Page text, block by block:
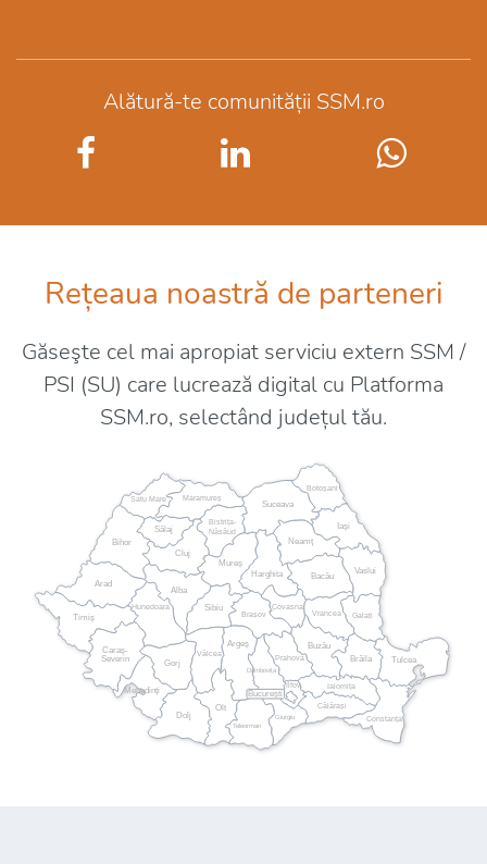
Rețeaua noastră de parteneri
Găseşte cel mai apropiat serviciu extern SSM /
PSI (SU) care lucrează digital cu Platforma
SSM.ro, selectând județul tău.
Alba
Arad
Argeș
Bacău
Bihor
Bistrița-
Năsăud
Botoșani
Brașov
Brăila
București
Buzău
Caraș-
Severin
Călărași
Cluj
Constanța
Covasna
Dâmbovița
Dolj
Galați
Giurgiu
Gorj
Harghita
Hunedoara
Ialomița
Iași
Ilfov
Maramureș
Mehedinți
Mureș
Neamț
Olt
Prahova
Satu Mare
Sălaj
Sibiu
Suceava
Teleorman
Timiș
Tulcea
Vaslui
Vâlcea
Vrancea
Alătură-te comunității SSM.ro